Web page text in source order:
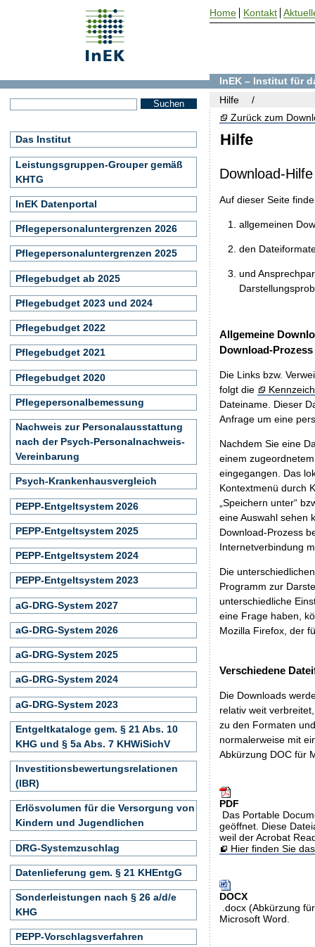
Hilfe
Zurück zum
Download-Hilfe
Auf dieser Seite
allgemeinen
den
und
Allgemeine
Download-Prozess
Die Links bzw.
folgt die
Dateiname. Dieser
Anfrage um eine
Nachdem Sie eine
einem
eingegangen. Das
Kontextmenü durch
„Speichern unter“
eine Auswahl sehen
Download-Prozess
Internetverbindung
Die
Programm zur
unterschiedliche
eine Frage haben,
Mozilla Firefox, der
Verschiedene
Die Downloads
relativ weit
zu den Formaten
normalerweise mit
Abkürzung DOC für
PDF
Das Portable
geöffnet. Diese
weil der Acrobat
Hier finden Sie
DOCX
.docx (Abkürzung
Microsoft Word.
InEK – Institut für
Hilfe
Das Institut
Leistungsgruppen-Grouper gemäß
KHTG
InEK Datenportal
Pflegepersonaluntergrenzen 2026
Pflegepersonaluntergrenzen 2025
Pflegebudget ab 2025
Pflegebudget 2023 und 2024
Pflegebudget 2022
Pflegebudget 2021
Pflegebudget 2020
Pflegepersonalbemessung
Nachweis zur Personalausstattung
nach der Psych-Personalnachweis-
Vereinbarung
Psych-Krankenhausvergleich
PEPP-Entgeltsystem 2026
PEPP-Entgeltsystem 2025
PEPP-Entgeltsystem 2024
PEPP-Entgeltsystem 2023
aG-DRG-System 2027
aG-DRG-System 2026
aG-DRG-System 2025
aG-DRG-System 2024
aG-DRG-System 2023
Entgeltkataloge gem. § 21 Abs. 10
KHG und § 5a Abs. 7 KHWiSichV
Investitionsbewertungsrelationen
(IBR)
Erlösvolumen für die Versorgung von
Kindern und Jugendlichen
DRG-Systemzuschlag
Datenlieferung gem. § 21 KHEntgG
Sonderleistungen nach § 26 a/d/e
KHG
PEPP-Vorschlagsverfahren
Home Kontakt